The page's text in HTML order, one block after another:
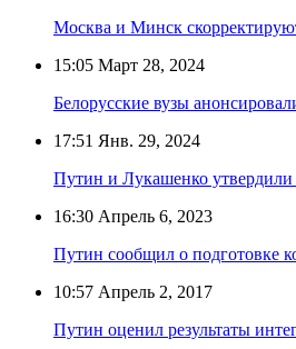
Москва и Минск
15:05 Март 28, 2024
Белорусские вузы
17:51 Янв. 29, 2024
Путин и Лукашенко утвердили
16:30 Апрель 6, 2023
Путин сообщил о подготовке
10:57 Апрель 2, 2017
Путин оценил результаты